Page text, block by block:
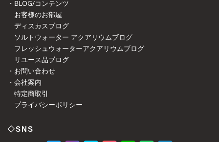
・BLOG/コンテンツ
お客様のお部屋
ディスカスブログ
ソルトウォーター アクアリウムブログ
フレッシュウォーターアクアリウムブログ
リユース品ブログ
・お問い合わせ
・会社案内
特定商取引
プライバシーポリシー
◇SNS